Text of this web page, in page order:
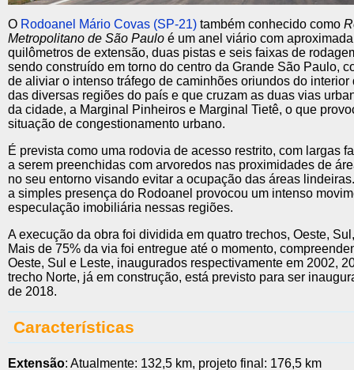
O Rodoanel Mário Covas (SP-21) também conhecido como
Metropolitano de São Paulo é um anel viário com
quilômetros de extensão, duas pistas e seis faixas de
sendo construído em torno do centro da Grande São Paulo,
de aliviar o intenso tráfego de caminhões oriundos do interior
das diversas regiões do país e que cruzam as duas vias
da cidade, a Marginal Pinheiros e Marginal Tietê, o que
situação de congestionamento urbano.
É prevista como uma rodovia de acesso restrito, com largas
a serem preenchidas com arvoredos nas proximidades de
no seu entorno visando evitar a ocupação das áreas
a simples presença do Rodoanel provocou um intenso
especulação imobiliária nessas regiões.
A execução da obra foi dividida em quatro trechos, Oeste,
Mais de 75% da via foi entregue até o momento,
Oeste, Sul e Leste, inaugurados respectivamente em 2002,
trecho Norte, já em construção, está previsto para ser
de 2018.
Características
Extensão: Atualmente: 132,5 km, projeto final: 176,5 km